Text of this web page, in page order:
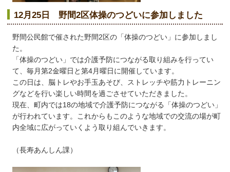
12月25日 野間2区体操のつどいに参加しました
野間公民館で催された野間2区の「体操のつどい」に参加しまし
た。
「体操のつどい」では介護予防につながる取り組みを行ってい
て、毎月第2金曜日と第4月曜日に開催しています。
この日は、脳トレやお手玉あそび、ストレッチや筋力トレーニン
グなどを行い楽しい時間を過ごさせていただきました。
現在、町内では18の地域で介護予防につながる「体操のつどい」
が行われています。これからもこのような地域での交流の場が町
内全域に広がっていくよう取り組んでいきます。
（長寿あんしん課）